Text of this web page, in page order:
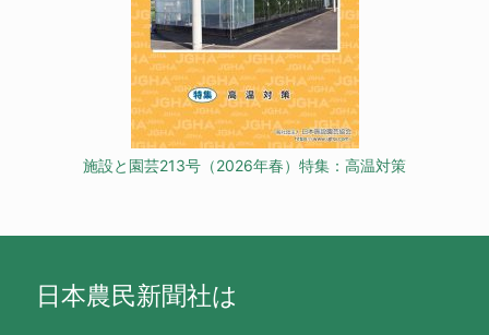
施設と園芸213号（2026年春）特集：高温対策
日本農民新聞社は